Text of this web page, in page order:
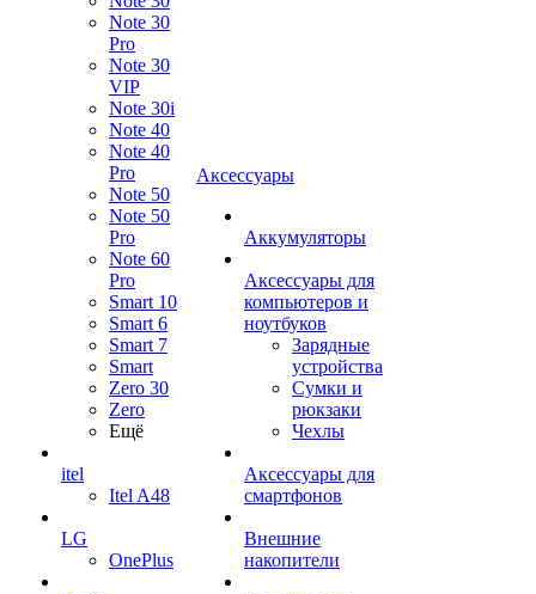
Note 30
Pro
Note 30
VIP
Note 30i
Note 40
Note 40
Pro
Note 50
Note 50
Pro
Note 60
Pro
Smart 10
Smart 6
Smart 7
Smart
Zero 30
Zero
Ещё
itel
Itel A48
LG
OnePlus
Аксессуары
Аккумуляторы
Аксессуары для
компьютеров и
ноутбуков
Зарядные
устройства
Сумки и
рюкзаки
Чехлы
Аксессуары для
смартфонов
Внешние
накопители